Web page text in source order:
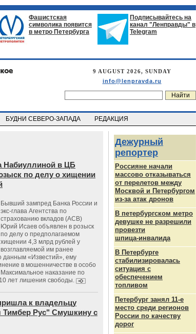
Фашистская
символика появится
в метро Петербурга
Подписывайтесь на
канал "Ленправды" в
Telegram
9 AUGUST 2026, SUNDAY
info@lenpravda.ru
БУДНИ СЕВЕРО-ЗАПАДА РЕДАКЦИЯ
Набиуллиной в ЦБ
по делу о хищении
Бывший зампред Банка России и
экс-глава Агентства по
страхованию вкладов (АСВ)
Юрий Исаев объявлен в розыск
по делу о предполагаемом
хищении 4,3 млрд рублей у
возглавляемой им ранее
данным «Известий», ему
в мошенничестве в особо
наказание по
лет лишения свободы.
к владельцу
Рус" Смушкину с
Дежурный
репортер
Россияне начали
массово отказываться
от перелетов между
Москвой и Петербургом
из-за атак дронов
В петербургском метро
девушке не разрешили
провезти
шпица‑инвалида
В Петербурге
стабилизировалась
ситуация с
обеспечением
топливом
Петербург занял 11-е
место среди регионов
России по качеству
дорог